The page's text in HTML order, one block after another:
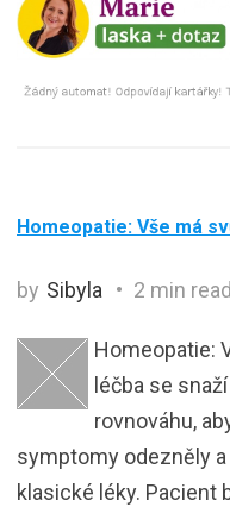
Homeopatie: Vše má
by Sibyla 2 min read
Homeopatie:
léčba se
rovnováhu,
symptomy odezněly
klasické léky. Pacient